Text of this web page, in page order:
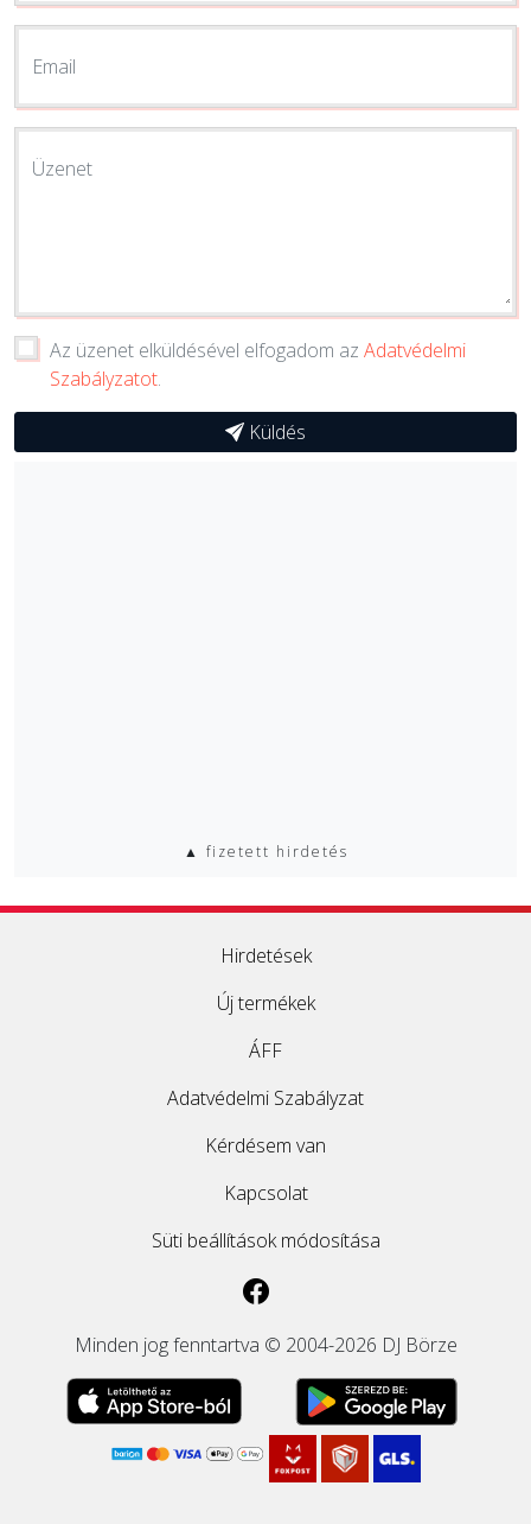
Email
Üzenet
Az üzenet elküldésével elfogadom az Adatvédelmi
Szabályzatot.
Küldés
▲ fizetett hirdetés
Hirdetések
Új termékek
ÁFF
Adatvédelmi Szabályzat
Kérdésem van
Kapcsolat
Süti beállítások módosítása
Minden jog fenntartva © 2004-2026 DJ Börze